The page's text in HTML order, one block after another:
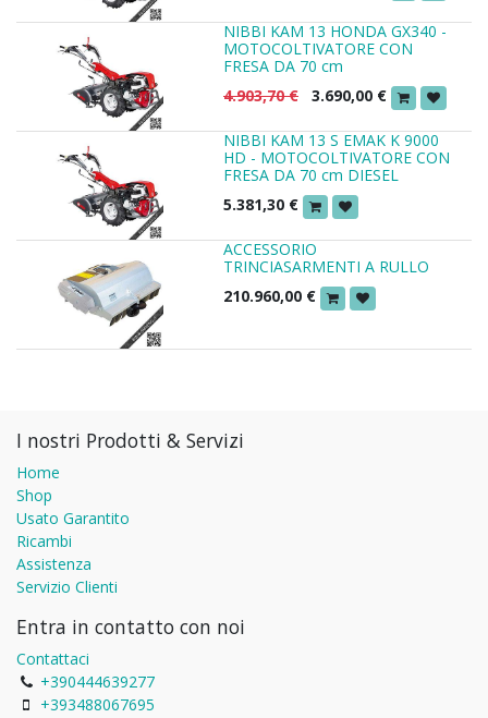
NIBBI KAM 13 HONDA GX340 -
MOTOCOLTIVATORE CON
FRESA DA 70 cm
4.903,70€ 3.690,00 €
NIBBI KAM 13 S EMAK K 9000
HD - MOTOCOLTIVATORE CON
FRESA DA 70 cm DIESEL
5.381,30 €
ACCESSORIO
TRINCIASARMENTI A RULLO
210.960,00 €
I nostri Prodotti & Servizi
Home
Shop
Usato Garantito
Ricambi
Assistenza
Servizio Clienti
Entra in contatto con noi
Contattaci
+390444639277
+393488067695